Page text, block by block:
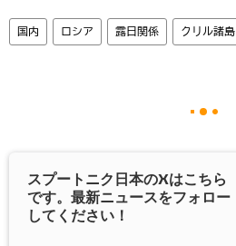
国内 ロシア 露日関係 クリル諸島
スプートニク日本のXはこちら
です。最新ニュースをフォロー
してください！